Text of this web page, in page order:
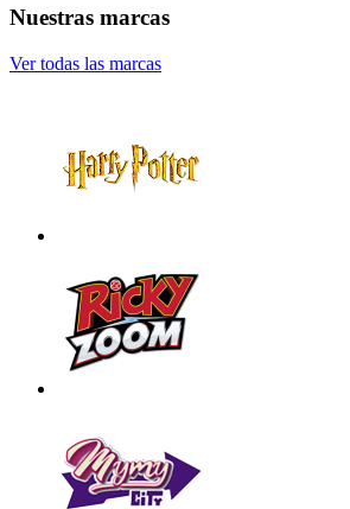
Nuestras marcas
Ver todas las marcas